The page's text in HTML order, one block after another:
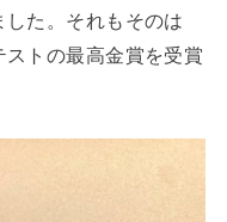
た。それもそのは
トの最高金賞を受賞